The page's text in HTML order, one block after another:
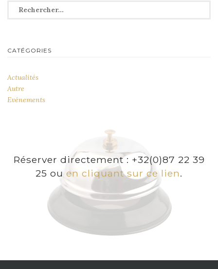
Rechercher :
CATÉGORIES
Actualités
Autre
Evénements
Réserver directement : +32(0)87 22 39
25 ou en cliquant sur ce lien.